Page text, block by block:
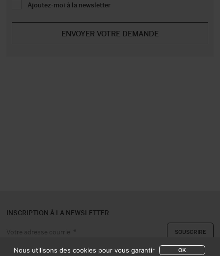
Ajoutez-moi à la newsletter
INSCRIPTION À LA NEWSLETTER
Nous utilisons des cookies pour vous garantir OK